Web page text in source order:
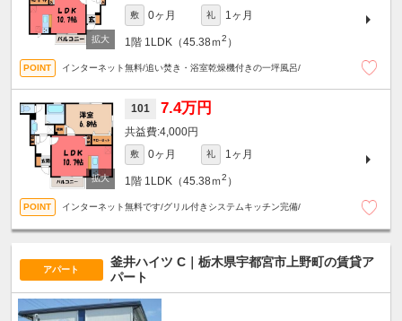
敷 0ヶ月 礼 1ヶ月
1階 1LDK（45.38ｍ2 ）
インターネット無料/追い焚き・浴室乾燥機付きの一坪風呂/
101 7.4万円
4,000円
敷 0ヶ月 礼 1ヶ月
1階 1LDK（45.38ｍ2 ）
インターネット無料です/グリル付きシステムキッチン完備/
アパート
釜井ハイツ C｜栃木県宇都宮市上野町の賃貸ア
パート